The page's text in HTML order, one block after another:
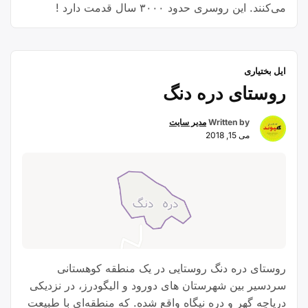
می‌کنند. ﺍﯾﻦ ﺭﻭﺳﺮﯼ ﺣﺪﻭﺩ ۳۰۰۰ ﺳﺎﻝ ﻗﺪﻣﺖ ﺩﺍﺭﺩ !
ایل بختیاری
روستای دره دنگ
Written by مدیر سایت
می 15, 2018
روستای دره دنگ روستایی در یک منطقه کوهستانی
سردسیر بین شهرستان های دورود و الیگودرز، در نزدیکی
دریاچه گهر و دره نیگاه واقع شده. که منطقه‌ای با طبیعت